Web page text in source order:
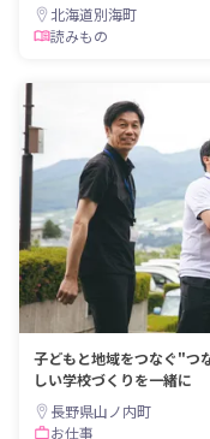
北海道別海町
読みもの
子どもと地域をつなぐ"つ
しい学校づくりを一緒に
長野県山ノ内町
お仕事